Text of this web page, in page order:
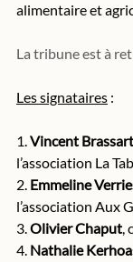
alimentaire et
La tribune est à
Les signataires :
1. Vincent Brassart
l’association La
2. Emmeline
l’association Aux
3. Olivier Chaput,
4. Nathalie